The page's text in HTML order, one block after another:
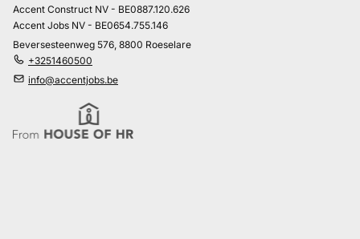
Accent Construct NV - BE0887.120.626
Accent Jobs NV - BE0654.755.146
Beversesteenweg 576, 8800 Roeselare
+3251460500
info@accentjobs.be